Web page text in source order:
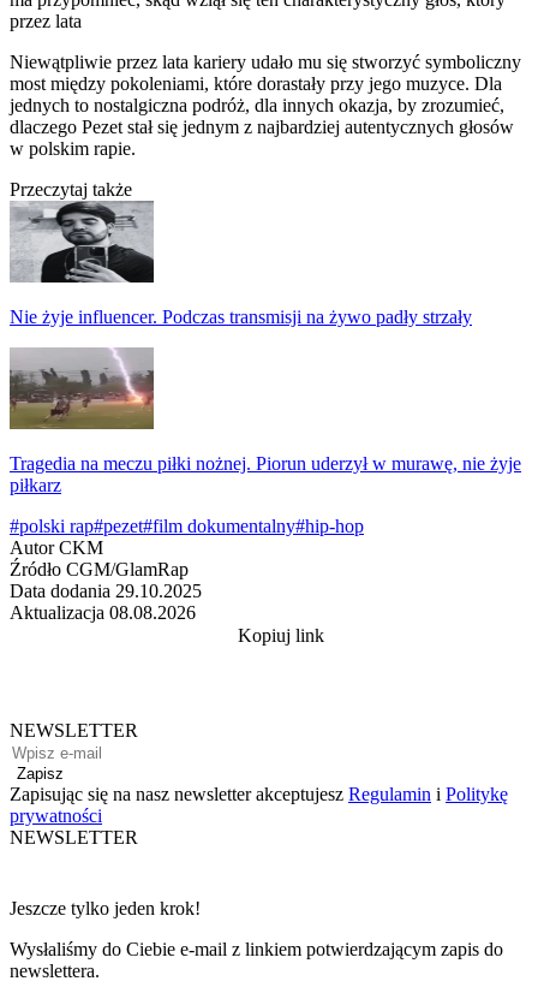
przez lata
Niewątpliwie przez lata kariery udało mu się stworzyć symboliczny
most między pokoleniami, które dorastały przy jego muzyce. Dla
jednych to nostalgiczna podróż, dla innych okazja, by zrozumieć,
dlaczego Pezet stał się jednym z najbardziej autentycznych głosów
w polskim rapie.
Przeczytaj także
Nie żyje influencer. Podczas transmisji na żywo padły strzały
Tragedia na meczu piłki nożnej. Piorun uderzył w murawę, nie żyje
piłkarz
#polski rap#pezet#film dokumentalny#hip-hop
Autor CKM
Źródło CGM/GlamRap
Data dodania 29.10.2025
Aktualizacja 08.08.2026
Kopiuj link
NEWSLETTER
Zapisz
Zapisując się na nasz newsletter akceptujesz Regulamin i Politykę
prywatności
NEWSLETTER
Jeszcze tylko jeden krok!
Wysłaliśmy do Ciebie e-mail z linkiem potwierdzającym zapis do
newslettera.